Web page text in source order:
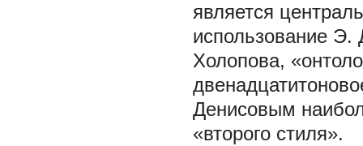
является
использование
Холопова,
Денисовым
«второго стиля».